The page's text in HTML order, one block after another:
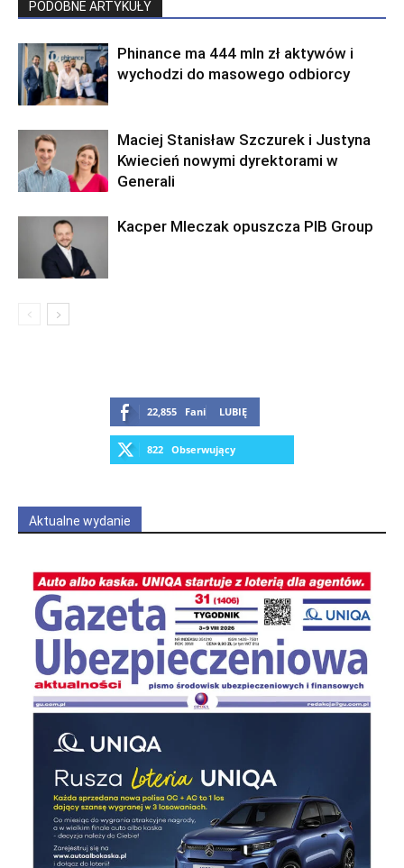
PODOBNE ARTYKUŁY
Phinance ma 444 mln zł aktywów i
wychodzi do masowego odbiorcy
Maciej Stanisław Szczurek i Justyna
Kwiecień nowymi dyrektorami w
Generali
Kacper Mleczak opuszcza PIB Group
22,855 Fani LUBIĘ
822 Obserwujący
Aktualne wydanie